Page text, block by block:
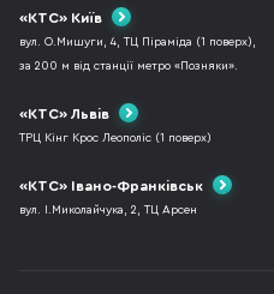
«КТС» Київ
вул. О.Мишуги, 4, ТЦ Піраміда (1 поверх),
за 200 м від станції метро «Позняки».
«КТС» Львів
ТРЦ Кінг Крос Леополіс (1 поверх)
«КТС» Івано-Франківськ
вул. І.Миколайчука, 2, ТЦ Арсен